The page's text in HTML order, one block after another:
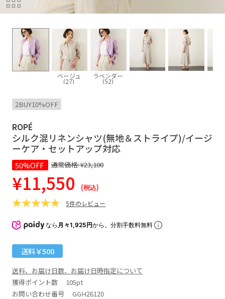
ベージュ
(27)
ラベンダー
(52)
2BUY10%OFF
ROPÉ
シルク混リネンシャツ(無地＆ストライプ)/イージ
ーケア・セットアップ対応
50%OFF 通常価格:¥23,100
¥11,550 (税込)
5件のレビュー
なら 月々1,925円から。分割手数料無料
送料￥500
送料、お届け日数、お届け日時指定について
獲得ポイント数 105pt
お問い合わせ番号 GGH26120